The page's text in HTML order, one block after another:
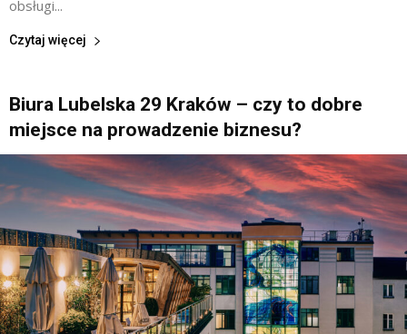
obsługi...
Czytaj więcej
Biura Lubelska 29 Kraków – czy to dobre
miejsce na prowadzenie biznesu?